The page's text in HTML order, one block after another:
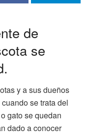
de
se
y a sus dueños
se trata del
gato se quedan
dado a conocer